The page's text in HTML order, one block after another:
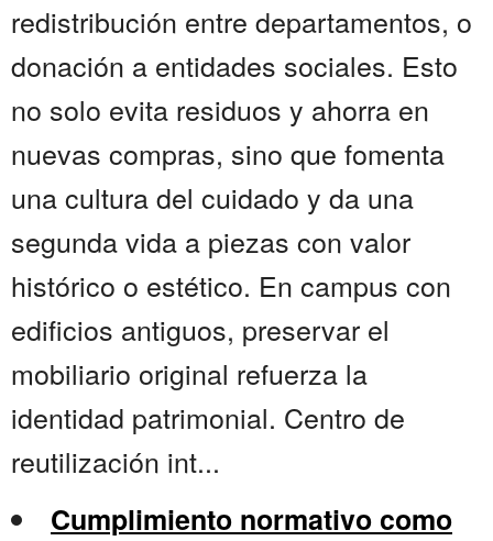
redistribución entre departamentos, o
donación a entidades sociales. Esto
no solo evita residuos y ahorra en
nuevas compras, sino que fomenta
una cultura del cuidado y da una
segunda vida a piezas con valor
histórico o estético. En campus con
edificios antiguos, preservar el
mobiliario original refuerza la
identidad patrimonial. Centro de
reutilización int...
Cumplimiento normativo como